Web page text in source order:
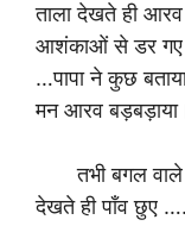
ताला देखते ही
आशंकाओं से डर गए
…पापा ने कुछ
मन आरव
तभी बगल वाले
देखते ही पाँव छुए